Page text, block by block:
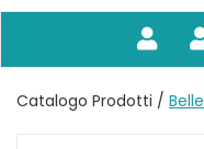
Catalogo Prodotti /